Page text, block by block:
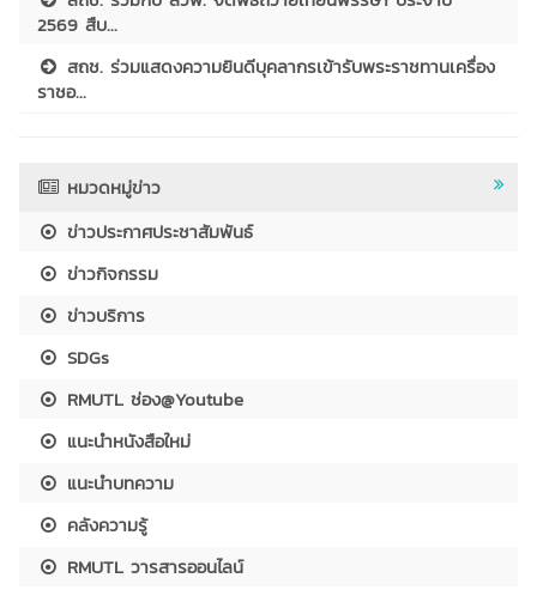
2569 สืบ...
สถช. ร่วมแสดงความยินดีบุคลากรเข้ารับพระราชทานเครื่อง
ราชอ...
หมวดหมู่ข่าว
ข่าวประกาศประชาสัมพันธ์
ข่าวกิจกรรม
ข่าวบริการ
SDGs
RMUTL ช่อง@Youtube
แนะนำหนังสือใหม่
แนะนำบทความ
คลังความรู้
RMUTL วารสารออนไลน์